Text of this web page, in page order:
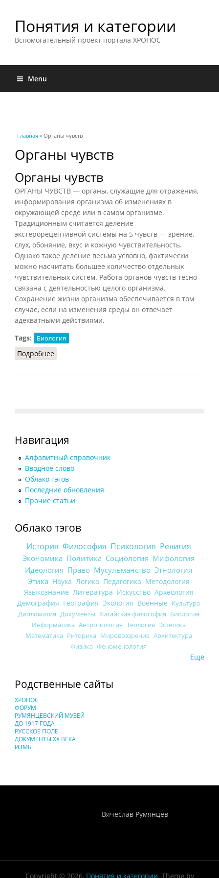
Понятия и категории
Вспомогательный проект портала ХРОНОС
Menu
Вы здесь
Главная » Органы чувств
Органы чувств
Органы чувств
ОРГАНЫ ЧУВСТВ — органы, служащие для отражения,
информирования организма об изменениях в
окружающей среде или в самом организме.
Традиционным считается деление
экстерорецептивной системы на 5 чувств — зрение,
слух, обоняние, вкус и кожную чувствительность.
Однако такое деление весьма условно, фактически
можно насчитать большее количество отдельных
чувствительных систем. Работа органов чувств тесно
связана с деятельностью целого организма.
Сохранение жизни организма обеспечивается в том
случае, если на изменения среды он отвечает
адекватными действиями.
Tags:
Биология
Подробнее
Навигация
Алфавитный справочник
Вводное слово
Облако тэгов
Последние обновления
Прочие статьи
Облако тэгов
История Философия Психология Религия
Экономика Политика Социология Мифология
Идеология Право Мусульманство Этнология
Этика Наука Логика Педагогика Методология
Языкознание Литература Искусство Археология
Демография География Экология Военные Культура
Дипломатия Документы Китайская философия Биология
Информатика Антропология Теология Эстетика
Математика Риторика Мировоззрение Архитектура
Физика Феноменология
Еще
Родственные сайты
ХРОНОС
ФОРУМ
РУМЯНЦЕВСКИЙ МУЗЕЙ
ДО 1917 ГОДА
РУССКОЕ ПОЛЕ
ДОКУМЕНТЫ XX ВЕКА
ИЗМЫ
Вячеслав Румянцев
Copyright © 2026, Понятия и категории. Theme by